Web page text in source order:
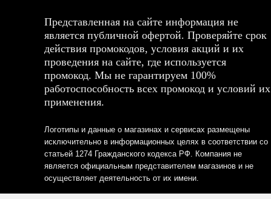
Представленная на сайте информация не
является публичной офертой. Проверяйте срок
действия промокодов, условия акций и их
проведения на сайте, где используется
промокод. Мы не гарантируем 100%
работоспособность всех промокод и условий их
применения.
Логотипы и данные о магазинах и сервисах размещены
исключительно в информационных целях в соответствии со
статьей 1274 Гражданского кодекса РФ. Компания не
является официальным представителем магазинов и не
осуществляет деятельность от их имени.